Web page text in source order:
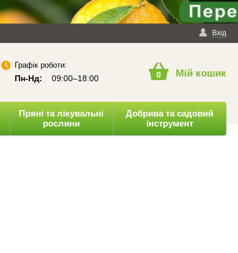
Вхід
Графік роботи:
Пн-Нд: 09:00–18:00 0 Мій кошик
Пряні та лікувальні
рослини
Добрива та садовий
інструмент